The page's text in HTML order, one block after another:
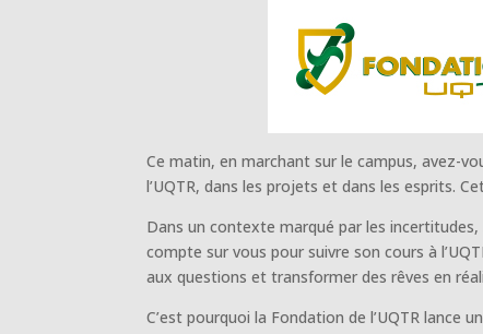
Ce matin, en marchant sur le campus, avez-
l’UQTR, dans les projets et dans les esprits.
Dans un contexte marqué par les incertitudes,
compte sur vous pour suivre son cours à
aux questions et transformer des rêves en
C’est pourquoi la Fondation de l’UQTR lance